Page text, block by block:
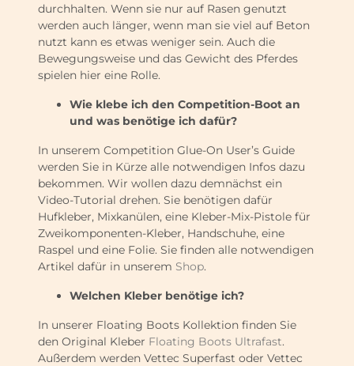
durchhalten. Wenn sie nur auf Rasen genutzt
werden auch länger, wenn man sie viel auf Beton
nutzt kann es etwas weniger sein. Auch die
Bewegungsweise und das Gewicht des Pferdes
spielen hier eine Rolle.
Wie klebe ich den Competition-Boot an
und was benötige ich dafür?
In unserem Competition Glue-On User’s Guide
werden Sie in Kürze alle notwendigen Infos dazu
bekommen. Wir wollen dazu demnächst ein
Video-Tutorial drehen. Sie benötigen dafür
Hufkleber, Mixkanülen, eine Kleber-Mix-Pistole für
Zweikomponenten-Kleber, Handschuhe, eine
Raspel und eine Folie. Sie finden alle notwendigen
Artikel dafür in unserem Shop.
Welchen Kleber benötige ich?
In unserer Floating Boots Kollektion finden Sie
den Original Kleber Floating Boots Ultrafast.
Außerdem werden Vettec Superfast oder Vettec